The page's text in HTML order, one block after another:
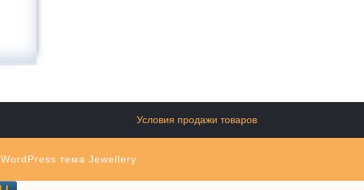
Условия продажи товаров
WordPress тема Jewellery